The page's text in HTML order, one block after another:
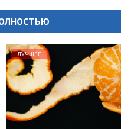
ЛУЧШЕЕ